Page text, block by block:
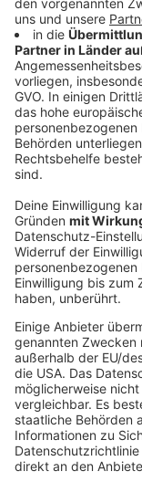
einzutragen und
Impressum
ANTENNE BAYERN
ANTENNE BAYERN
Stiftung ANTENNE
hilft
Grounding Page
ANTENNE